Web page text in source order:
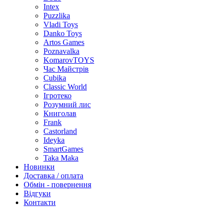
Intex
Puzzlika
Vladi Toys
Danko Toys
Artos Games
Poznavalka
KomarovTOYS
Час Майстрів
Cubika
Classic World
Ігротеко
Розумний лис
Книголав
Frank
Castorland
Ideyka
SmartGames
Taka Maka
Новинки
Доставка / оплата
Обмін - повернення
Відгуки
Контакти